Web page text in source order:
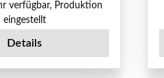
verfügbar, Produktion
eingestellt
Details